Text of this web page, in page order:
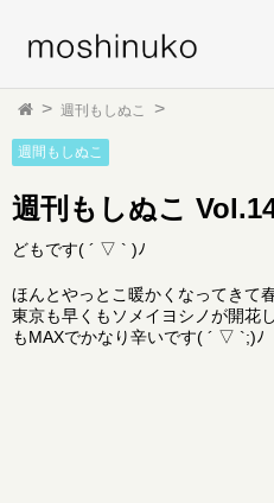
週刊もしぬこ
週間もしぬこ
週刊もしぬこ Vol.14
どもです( ´ ▽ ` )ﾉ
ほんとやっとこ暖かくなってきて
東京も早くもソメイヨシノが開花
もMAXでかなり辛いです( ´ ▽ `;)ﾉ